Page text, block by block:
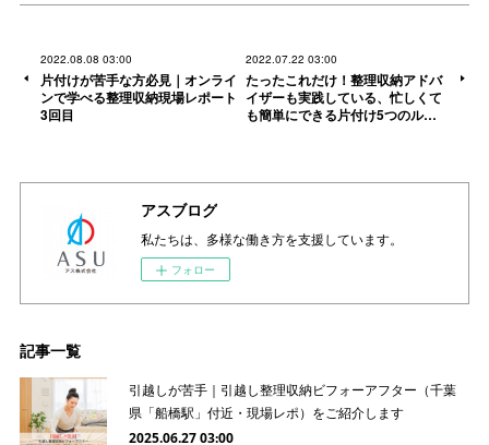
2022.08.08 03:00
片付けが苦手な方必見｜オンライ
ンで学べる整理収納現場レポート
3回目
2022.07.22 03:00
たったこれだけ！整理収納アドバ
イザーも実践している、忙しくて
も簡単にできる片付け5つのル…
アスブログ
私たちは、多様な働き方を支援しています。
フォロー
記事一覧
引越しが苦手｜引越し整理収納ビフォーアフター（千葉
県「船橋駅」付近・現場レポ）をご紹介します
2025.06.27 03:00